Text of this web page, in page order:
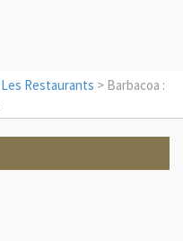
Les Restaurants > Barbacoa :